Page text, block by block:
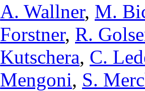
A. Wallner, M.
Forstner, R.
Kutschera, C.
Mengoni, S.